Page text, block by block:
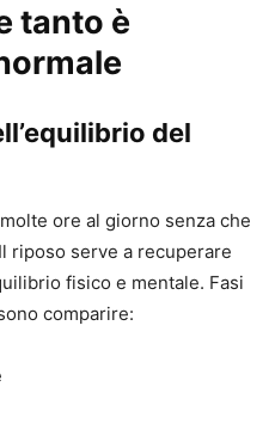
tanto è
del
ore al giorno senza che
riposo serve a recuperare
fisico e mentale. Fasi
comparire: